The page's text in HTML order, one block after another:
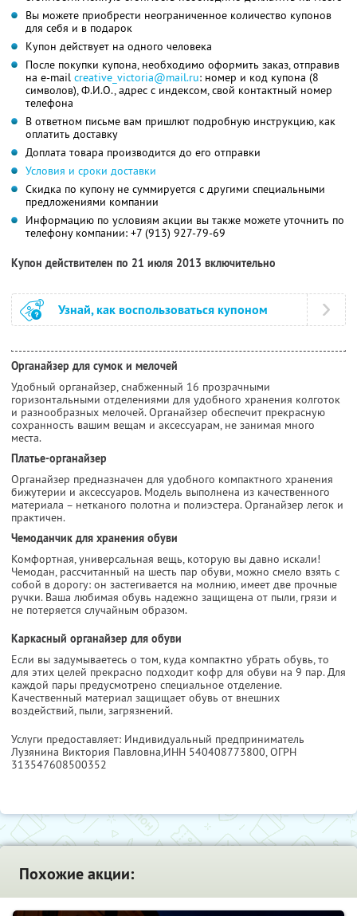
Вы можете приобрести неограниченное количество купонов
для себя и в подарок
Купон действует на одного человека
После покупки купона, необходимо оформить заказ, отправив
на e-mail creative_victoria@mail.ru: номер и код купона (8
символов), Ф.И.О., адрес с индексом, свой контактный номер
телефона
В ответном письме вам пришлют подробную инструкцию, как
оплатить доставку
Доплата товара производится до его отправки
Условия и сроки доставки
Скидка по купону не суммируется с другими специальными
предложениями компании
Информацию по условиям акции вы также можете уточнить по
телефону компании: +7 (913) 927-79-69
Купон действителен по 21 июля 2013 включительно
Узнай, как воспользоваться купоном
Органайзер для сумок и мелочей
Удобный органайзер, снабженный 16 прозрачными
горизонтальными отделениями для удобного хранения колготок
и разнообразных мелочей. Органайзер обеспечит прекрасную
сохранность вашим вещам и аксессуарам, не занимая много
места.
Платье-органайзер
Органайзер предназначен для удобного компактного хранения
бижутерии и аксессуаров. Модель выполнена из качественного
материала – нетканого полотна и полиэстера. Органайзер легок и
практичен.
Чемоданчик для хранения обуви
Комфортная, универсальная вещь, которую вы давно искали!
Чемодан, рассчитанный на шесть пар обуви, можно смело взять с
собой в дорогу: он застегивается на молнию, имеет две прочные
ручки. Ваша любимая обувь надежно защищена от пыли, грязи и
не потеряется случайным образом.
Каркасный органайзер для обуви
Если вы задумываетесь о том, куда компактно убрать обувь, то
для этих целей прекрасно подходит кофр для обуви на 9 пар. Для
каждой пары предусмотрено специальное отделение.
Качественный материал защищает обувь от внешних
воздействий, пыли, загрязнений.
Услуги предоставляет: Индивидуальный предприниматель
Лузянина Виктория Павловна,ИНН 540408773800, ОГРН
313547608500352
Похожие акции: